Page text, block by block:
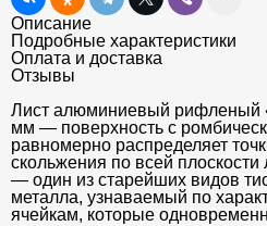
Описание
Подробные характеристики
Оплата и доставка
Отзывы
Лист алюминиевый рифленый
мм — поверхность с
равномерно распределяет
скольжения по всей
— один из старейших видов
металла, узнаваемый по
ячейкам, которые